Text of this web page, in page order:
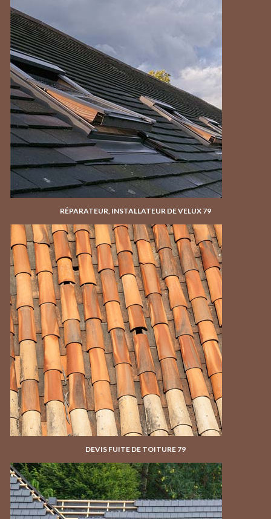
RÉPARATEUR, INSTALLATEUR DE VELUX 79
DEVIS FUITE DE TOITURE 79